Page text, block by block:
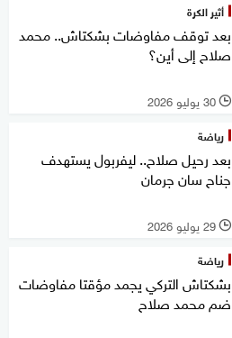
أثير الكرة
بعد توقف مفاوضات بشكتاش.. محمد
صلاح إلى أين؟
l 30 يوليو 2026
رياضة
بعد رحيل صلاح.. ليفربول يستهدف
جناح سان جرمان
l 29 يوليو 2026
رياضة
بشكتاش التركي يجمد مؤقتا مفاوضات
ضم محمد صلاح